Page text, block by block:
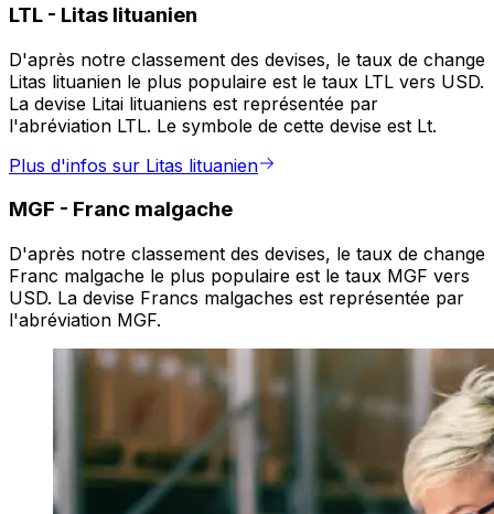
LTL - Litas lituanien
D'après notre classement des devises, le taux de change
Litas lituanien le plus populaire est le taux LTL vers USD.
La devise Litai lituaniens est représentée par
l'abréviation LTL. Le symbole de cette devise est Lt.
Plus d'infos sur Litas lituanien
MGF - Franc malgache
D'après notre classement des devises, le taux de change
Franc malgache le plus populaire est le taux MGF vers
USD. La devise Francs malgaches est représentée par
l'abréviation MGF.